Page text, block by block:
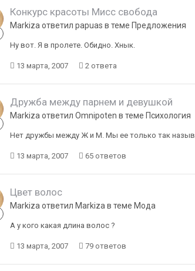
Конкурс красоты Мисс свобода
Markiza ответил papuas в теме Предложения
Ну вот. Я в пролете. Обидно. Хнык.
13 марта, 2007 2 ответа
Дружба между парнем и девушкой
Markiza ответил Omnipoten в теме Психология
Нет дружбы между Ж и М. Мы ее только так
13 марта, 2007 65 ответов
Цвет волос
Markiza ответил Markiza в теме Мода
А у кого какая длина волос ?
13 марта, 2007 79 ответов